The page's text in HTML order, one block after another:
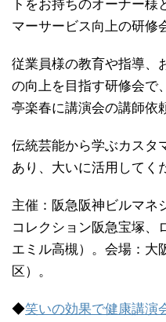
トをお持ちのオーナー様
マーサービス向上の研修
従業員様の教育や指導、
の向上を目指す研修会で
亭楽春に講演会の講師依
伝統芸能から学ぶカスタ
あり、大いに活用してく
主催：阪急阪神ビルマネ
コレクション阪急宝塚、
エミル高槻）。会場：大
区）。
◆笑いの効果で健康講演